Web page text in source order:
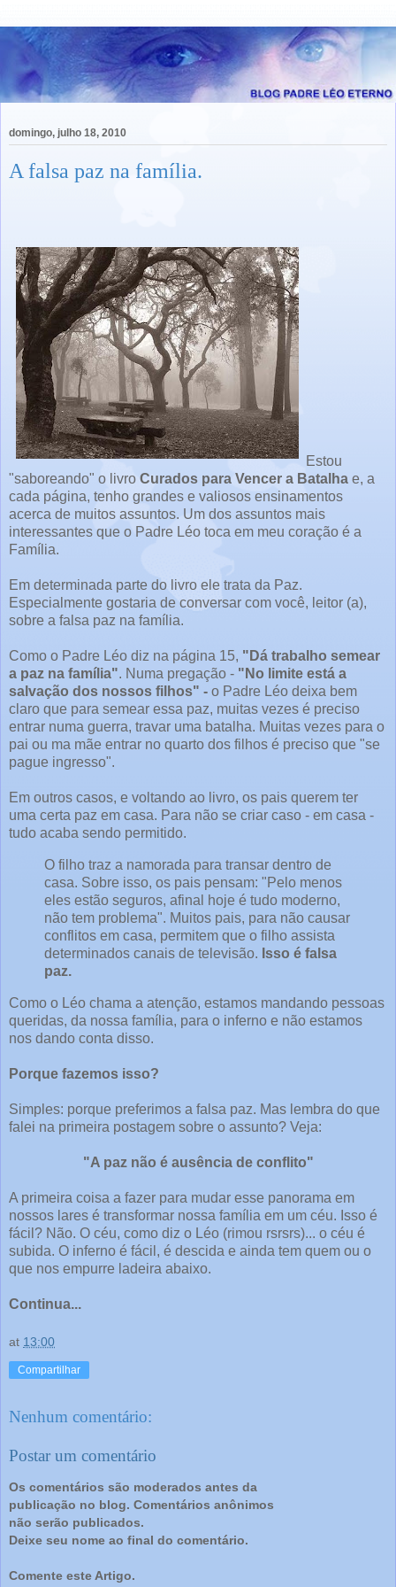
domingo, julho 18, 2010
A falsa paz na família.
Estou
"saboreando" o livro Curados para Vencer a Batalha e, a
cada página, tenho grandes e valiosos ensinamentos
acerca de muitos assuntos. Um dos assuntos mais
interessantes que o Padre Léo toca em meu coração é a
Família.
Em determinada parte do livro ele trata da Paz.
Especialmente gostaria de conversar com você, leitor (a),
sobre a falsa paz na família.
Como o Padre Léo diz na página 15, "Dá trabalho semear
a paz na família". Numa pregação - "No limite está a
salvação dos nossos filhos" - o Padre Léo deixa bem
claro que para semear essa paz, muitas vezes é preciso
entrar numa guerra, travar uma batalha. Muitas vezes para o
pai ou ma mãe entrar no quarto dos filhos é preciso que "se
pague ingresso".
Em outros casos, e voltando ao livro, os pais querem ter
uma certa paz em casa. Para não se criar caso - em casa -
tudo acaba sendo permitido.
O filho traz a namorada para transar dentro de
casa. Sobre isso, os pais pensam: "Pelo menos
eles estão seguros, afinal hoje é tudo moderno,
não tem problema". Muitos pais, para não causar
conflitos em casa, permitem que o filho assista
determinados canais de televisão. Isso é falsa
paz.
Como o Léo chama a atenção, estamos mandando pessoas
queridas, da nossa família, para o inferno e não estamos
nos dando conta disso.
Porque fazemos isso?
Simples: porque preferimos a falsa paz. Mas lembra do que
falei na primeira postagem sobre o assunto? Veja:
"A paz não é ausência de conflito"
A primeira coisa a fazer para mudar esse panorama em
nossos lares é transformar nossa família em um céu. Isso é
fácil? Não. O céu, como diz o Léo (rimou rsrsrs)... o céu é
subida. O inferno é fácil, é descida e ainda tem quem ou o
que nos empurre ladeira abaixo.
Continua...
at 13:00
Compartilhar
Nenhum comentário:
Postar um comentário
Os comentários são moderados antes da
publicação no blog. Comentários anônimos
não serão publicados.
Deixe seu nome ao final do comentário.
Comente este Artigo.